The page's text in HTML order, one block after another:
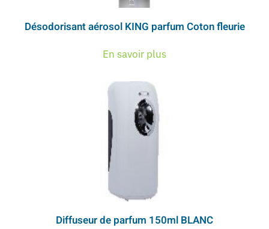
Désodorisant aérosol KING parfum Coton fleurie
En savoir plus
Diffuseur de parfum 150ml BLANC